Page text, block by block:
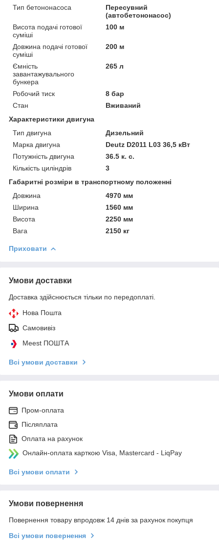
Тип бетононасоса
Пересувний
(автобетононасос)
Висота подачі готової
суміші
100 м
Довжина подачі готової
суміші
200 м
Ємність
завантажувального
бункера
265 л
Робочий тиск
8 бар
Стан
Вживаний
Характеристики двигуна
Тип двигуна
Дизельний
Марка двигуна
Deutz D2011 L03 36,5 кВт
Потужність двигуна
36.5 к. с.
Кількість циліндрів
3
Габаритні розміри в транспортному положенні
Довжина
4970 мм
Ширина
1560 мм
Висота
2250 мм
Вага
2150 кг
Приховати
Умови доставки
Доставка здійснюється тільки по передоплаті.
Нова Пошта
Самовивіз
Meest ПОШТА
Всі умови доставки
Умови оплати
Пром-оплата
Післяплата
Оплата на рахунок
Онлайн-оплата карткою Visa, Mastercard - LiqPay
Всі умови оплати
Умови повернення
Повернення товару впродовж 14 днів за рахунок покупця
Всі умови повернення